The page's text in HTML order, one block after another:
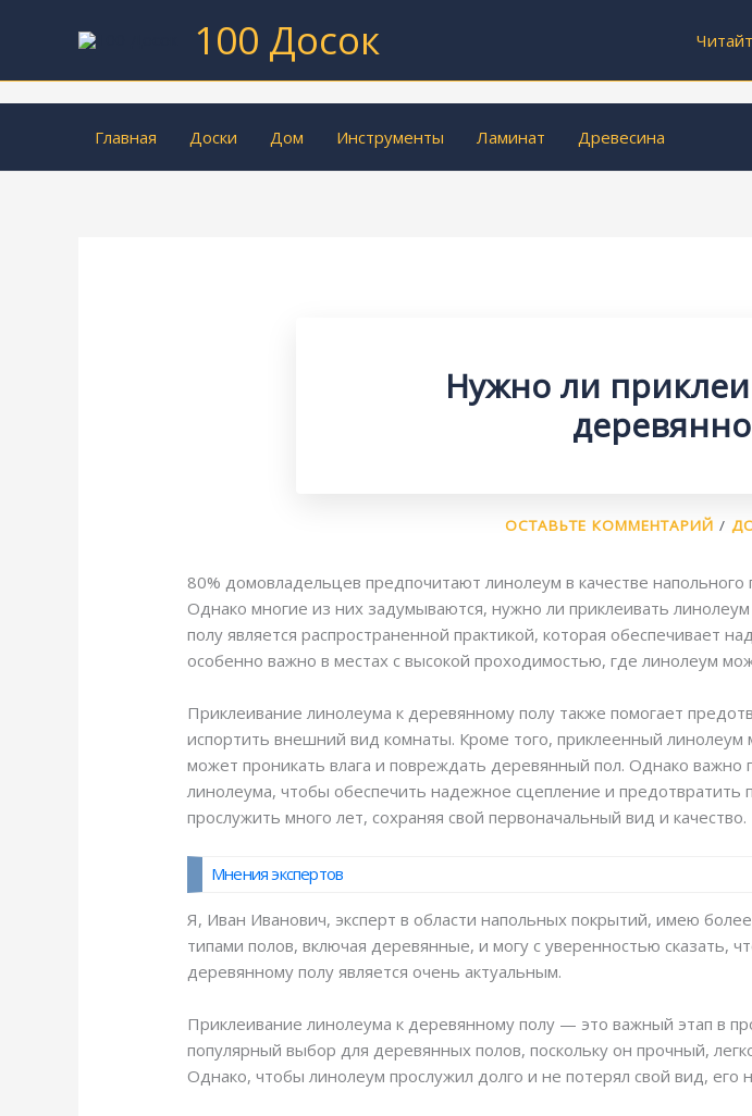
100 Досок
Главная Доски Дом Инструменты Ламинат Древесина
Нужно ли
ОСТАВЬТЕ КОММЕНТАРИЙ /
80% домовладельцев предпочитают линолеум в качестве
Однако многие из них задумываются, нужно ли приклеивать
полу является распространенной практикой, которая обеспечивает
особенно важно в местах с высокой проходимостью, где линолеум
Приклеивание линолеума к деревянному полу также помогает
испортить внешний вид комнаты. Кроме того, приклеенный
может проникать влага и повреждать деревянный пол. Однако
линолеума, чтобы обеспечить надежное сцепление и
прослужить много лет, сохраняя свой первоначальный вид и качество.
Мнения экспертов
Я, Иван Иванович, эксперт в области напольных покрытий, имею
типами полов, включая деревянные, и могу с уверенностью сказать,
деревянному полу является очень актуальным.
Приклеивание линолеума к деревянному полу — это важный этап в
популярный выбор для деревянных полов, поскольку он прочный,
Однако, чтобы линолеум прослужил долго и не потерял свой вид,